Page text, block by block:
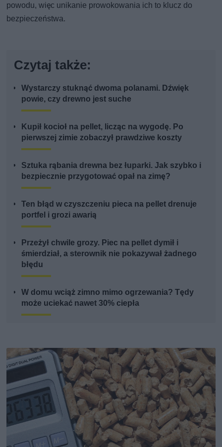
powodu, więc unikanie prowokowania ich to klucz do
bezpieczeństwa.
Czytaj także:
Wystarczy stuknąć dwoma polanami. Dźwięk
powie, czy drewno jest suche
Kupił kocioł na pellet, licząc na wygodę. Po
pierwszej zimie zobaczył prawdziwe koszty
Sztuka rąbania drewna bez łuparki. Jak szybko i
bezpiecznie przygotować opał na zimę?
Ten błąd w czyszczeniu pieca na pellet drenuje
portfel i grozi awarią
Przeżył chwile grozy. Piec na pellet dymił i
śmierdział, a sterownik nie pokazywał żadnego
błędu
W domu wciąż zimno mimo ogrzewania? Tędy
może uciekać nawet 30% ciepła